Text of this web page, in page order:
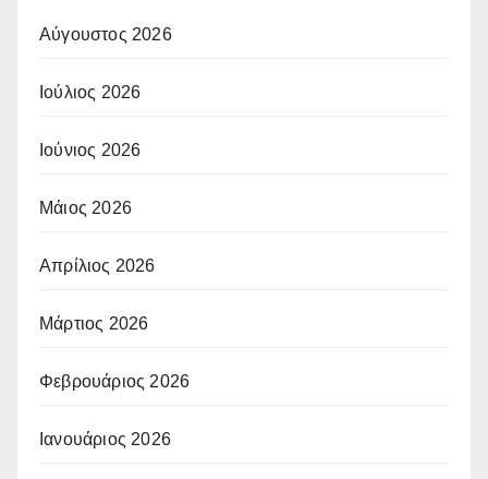
Αύγουστος 2026
Ιούλιος 2026
Ιούνιος 2026
Μάιος 2026
Απρίλιος 2026
Μάρτιος 2026
Φεβρουάριος 2026
Ιανουάριος 2026